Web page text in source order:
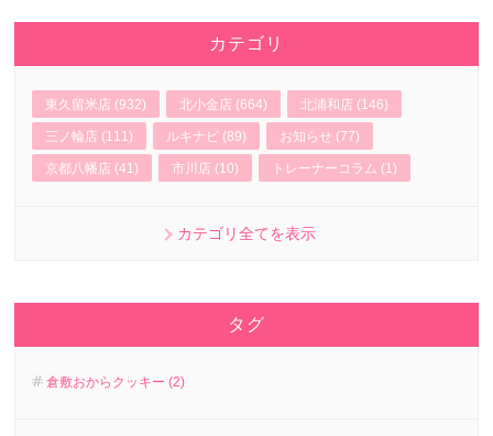
カテゴリ
東久留米店 (932) 北小金店 (664) 北浦和店 (146)
三ノ輪店 (111) ルキナビ (89) お知らせ (77)
京都八幡店 (41) 市川店 (10) トレーナーコラム (1)
カテゴリ全てを表示
タグ
倉敷おからクッキー (2)